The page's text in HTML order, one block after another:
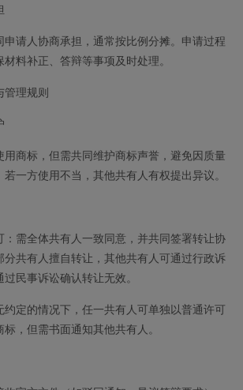
请人协商承担，通常按比例分摊。申请过程
料补正、答辩等事项及时处理。
理规则
商标，但需共同维护商标声誉，避免因质量
一方使用不当，其他共有人有权提出异议。
需全体共有人一致同意，并共同签署转让协
共有人擅自转让，其他共有人可通过行政诉
民事诉讼确认转让无效。
定的情况下，任一共有人可单独以普通许可
，但需书面通知其他共有人。